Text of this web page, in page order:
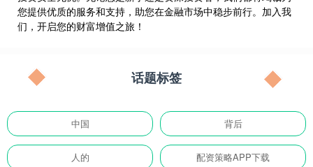
您提供优质的服务和支持，助您在金融市场中稳步前行。加入我
们，开启您的财富增值之旅！
话题标签
中国 背后
人的 配资策略APP下载